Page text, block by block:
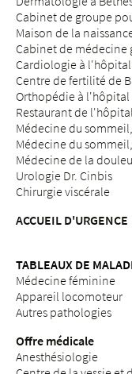
Cabinet de groupe
Maison de la
Cabinet de médecine
Cardiologie à l'hôpital
Centre de fertilité de
Orthopédie à l'hôpital
Restaurant de
Médecine du
Médecine du
Médecine de la
Urologie Dr. Cinbis
Chirurgie viscérale
ACCUEIL D'URGENCE
TABLEAUX DE
Médecine féminine
Appareil locomoteur
Autres pathologies
Offre médicale
Anesthésiologie